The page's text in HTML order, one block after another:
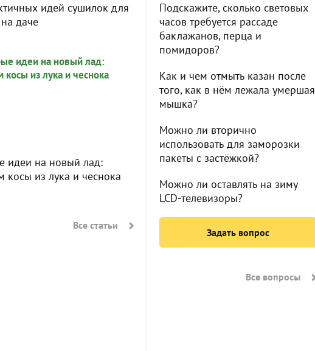
идей сушилок для
даче
идеи на новый лад:
косы из лука и чеснока
Все статьи
Подскажите, сколько световых
часов требуется рассаде
баклажанов, перца и
помидоров?
Как и чем отмыть казан после
того, как в нём лежала умершая
мышка?
Можно ли вторично
использовать для заморозки
пакеты с застёжкой?
Можно ли оставлять на зиму
LCD-телевизоры?
Задать вопрос
Все вопросы